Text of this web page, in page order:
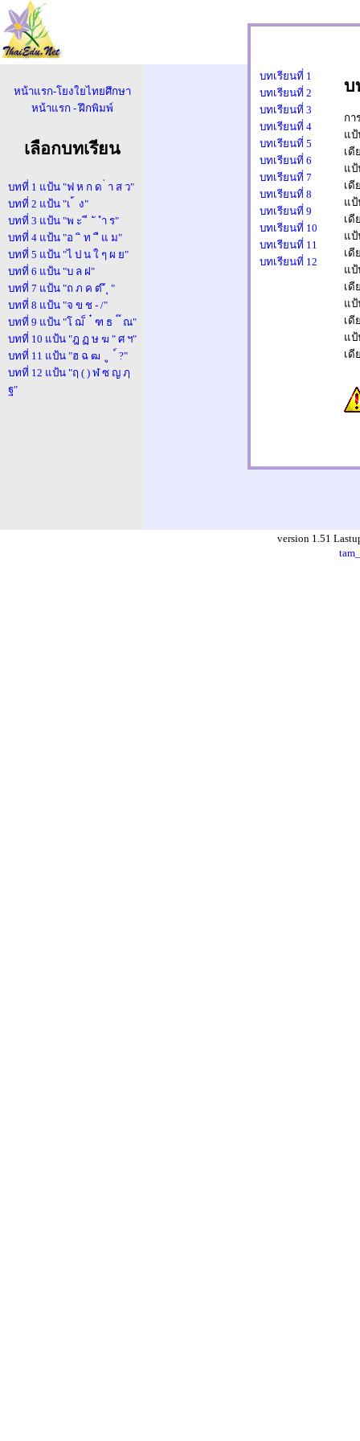
บทเรียนที่ 1
บทเรียนที่ 2
บทเรียนที่ 3
บทเรียนที่ 4
บทเรียนที่ 5
บทเรียนที่ 6
บทเรียนที่ 7
บทเรียนที่ 8
บทเรียนที่ 9
บทเรียนที่ 10
บทเรียนที่ 11
บทเรียนที่ 12
บ
กา
แ
เดี
แ
เดี
แ
เดี
แ
เดี
แ
เดี
แ
เดี
แ
เดี
หน้าแรก-โยงใยไทยศึกษา
หน้าแรก - ฝึกพิมพ์
เลือกบทเรียน
บทที่ 1 แป้น "ฟ ห ก ด ่ า ส ว"
บทที่ 2 แป้น "เ ้ ง"
บทที่ 3 แป้น "พ ะ ี ั ำ ร"
บทที่ 4 แป้น "อ ิ ท ื แ ม"
บทที่ 5 แป้น "ไ ป น ใ ๆ ผ ย"
บทที่ 6 แป้น "บ ล ฝ"
บทที่ 7 แป้น "ถ ภ ค ต ึ ุ "
บทที่ 8 แป้น "จ ข ช - /"
บทที่ 9 แป้น "โ ฌ ็ ๋ ฑ ธ ๊ ณ"
บทที่ 10 แป้น "ฎ ฏ ษ ฆ " ศ ฯ"
บทที่ 11 แป้น "ฮ ฉ ฒ ู ์ ?"
บทที่ 12 แป้น "ฤ ( ) ฬ ซ ญ ฦ
ฐ"
แบบฝึ
ความเร็ว 0
นาที
version 1.51